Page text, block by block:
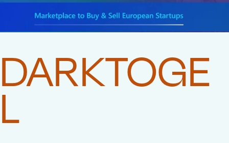
DARKTOGE
L